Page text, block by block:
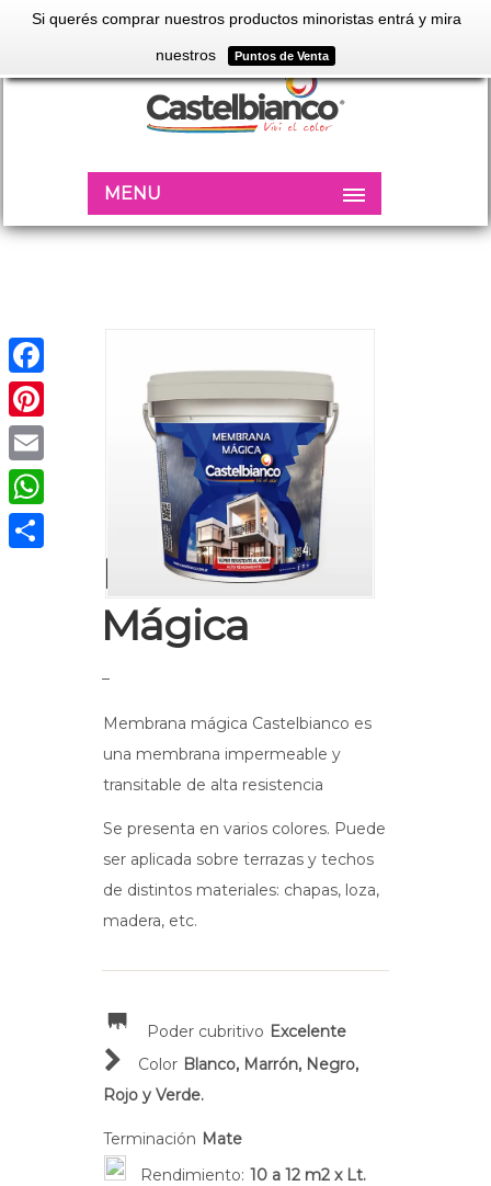
Si querés comprar nuestros productos minoristas entrá y mira
nuestros Puntos de Venta
MENU
Membrana
Mágica
–
Membrana mágica Castelbianco es
una membrana impermeable y
transitable de alta resistencia
Se presenta en varios colores. Puede
ser aplicada sobre terrazas y techos
de distintos materiales: chapas, loza,
madera, etc.
Poder cubritivo Excelente
Color Blanco, Marrón, Negro,
Rojo y Verde.
Terminación Mate
Rendimiento: 10 a 12 m2 x Lt.
Facebook
Pinterest
Email
WhatsApp